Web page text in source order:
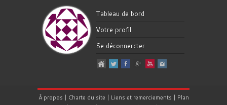
Tableau de bord
Votre profil
Se déconnercter
À propos | Charte du site | Liens et remerciements | Plan